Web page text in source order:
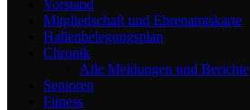
Vorstand
Mitgliedschaft und Ehrenamtskarte
Hallenbelegungsplan
Chronik
Alle Meldungen und Berichte
Senioren
Fitness